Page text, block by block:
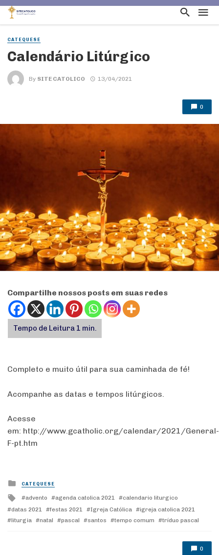
CATEQUESE
Calendário Litúrgico
By SITE CATOLICO 13/04/2021
0
Compartilhe nossos posts em suas redes
Completo e muito útil para sua caminhada de fé!
Acompanhe as datas e tempos litúrgicos.
Acesse
em: http://www.gcatholic.org/calendar/2021/General-
F-pt.htm
Posted
in
CATEQUESE
Tagged
with
advento agenda catolica 2021
calendario liturgico
datas 2021
festas 2021 Igreja Católica
igreja catolica 2021
liturgia
natal pascal santos tempo comum tríduo pascal
0